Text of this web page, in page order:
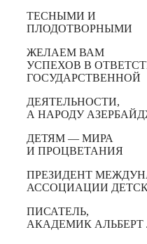
ТЕСНЫМИ И
ПЛОДОТВОРНЫМИ
ЖЕЛАЕМ ВАМ
УСПЕХОВ В
ГОСУДАРСТВЕННОЙ
ДЕЯТЕЛЬНОСТИ,
А НАРОДУ
ДЕТЯМ — МИРА
И ПРОЦВЕТАНИЯ
ПРЕЗИДЕНТ
АССОЦИАЦИИ
ПИСАТЕЛЬ,
АКАДЕМИК